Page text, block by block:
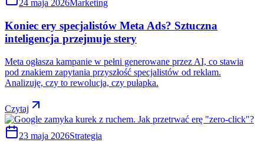
24 maja 2026Marketing
Koniec ery specjalistów Meta Ads? Sztuczna
inteligencja przejmuje stery
Meta ogłasza kampanie w pełni generowane przez AI, co stawia
pod znakiem zapytania przyszłość specjalistów od reklam.
Analizuję, czy to rewolucja, czy pułapka.
Czytaj
23 maja 2026Strategia